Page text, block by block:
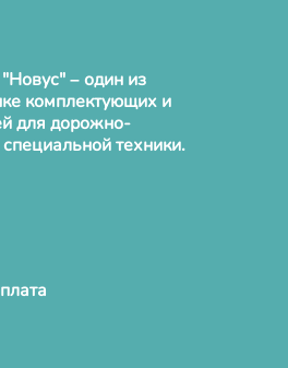
– один из
комплектующих и
для дорожно-
техники.